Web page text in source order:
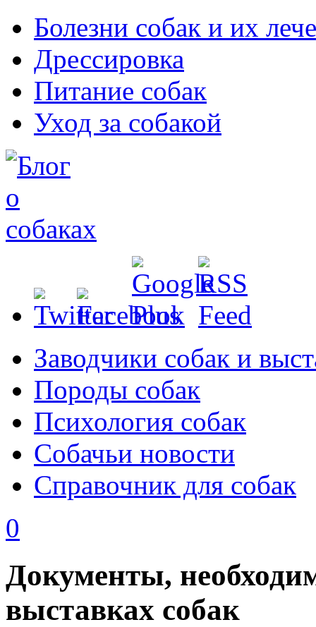
Болезни собак и их
Дрессировка
Питание собак
Уход за собакой
Заводчики собак и
Породы собак
Психология собак
Собачьи новости
Справочник для собак
0
Документы,
выставках собак